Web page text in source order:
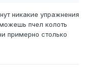
никакие упражнения
пчел колоть
примерно столько